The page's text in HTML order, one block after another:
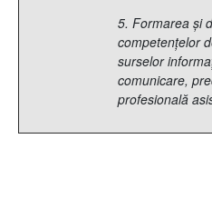
5. Formarea şi
competenţelor
surselor
comunicare,
profesională